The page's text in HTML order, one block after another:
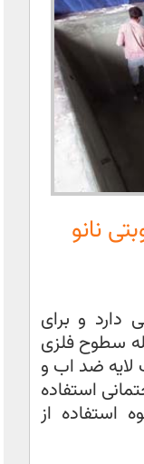
نانو
دارد و برای
سطوح فلزی
ضد اب و
استفاده
استفاده از